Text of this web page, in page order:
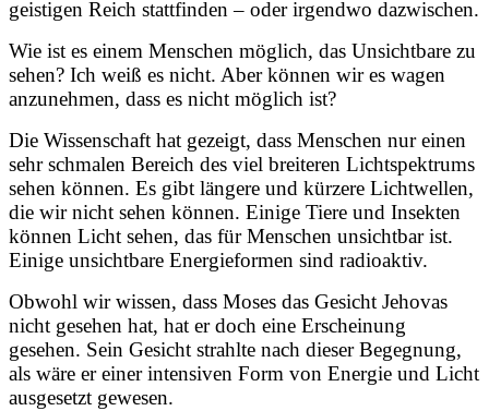
geistigen Reich stattfinden – oder irgendwo dazwischen.
Wie ist es einem Menschen möglich, das Unsichtbare zu
sehen? Ich weiß es nicht. Aber können wir es wagen
anzunehmen, dass es nicht möglich ist?
Die Wissenschaft hat gezeigt, dass Menschen nur einen
sehr schmalen Bereich des viel breiteren Lichtspektrums
sehen können. Es gibt längere und kürzere Lichtwellen,
die wir nicht sehen können. Einige Tiere und Insekten
können Licht sehen, das für Menschen unsichtbar ist.
Einige unsichtbare Energieformen sind radioaktiv.
Obwohl wir wissen, dass Moses das Gesicht Jehovas
nicht gesehen hat, hat er doch eine Erscheinung
gesehen. Sein Gesicht strahlte nach dieser Begegnung,
als wäre er einer intensiven Form von Energie und Licht
ausgesetzt gewesen.